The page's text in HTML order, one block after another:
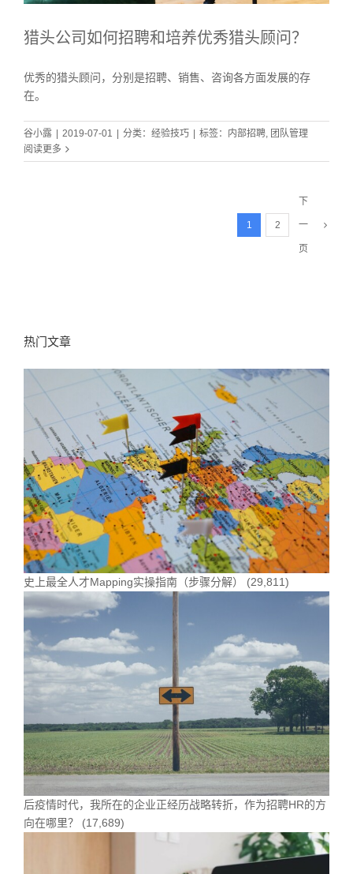
猎头公司如何招聘和培养优秀猎头顾问？
优秀的猎头顾问，分别是招聘、销售、咨询各方面发展的存
在。
谷小露 | 2019-07-01 | 分类： 经验技巧 | 标签： 内部招聘 团队管理
阅读更多
1 2
下
一
页
热门文章
史上最全人才Mapping实操指南（步骤分解） (29,811)
后疫情时代，我所在的企业正经历战略转折，作为招聘HR的方
向在哪里？
(17,689)